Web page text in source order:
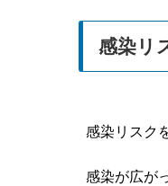
感染リ
感染リスク
感染が広が